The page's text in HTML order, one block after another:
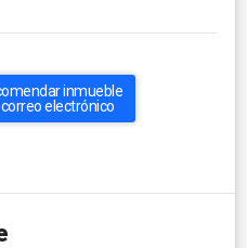
inmueble
electrónico